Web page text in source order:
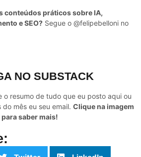
conteúdos práticos sobre IA,
e SEO? Segue o @felipebelloni no
NO SUBSTACK
o resumo de tudo que eu posto aqui ou
mês eu seu email. Clique na imagem
para saber mais!